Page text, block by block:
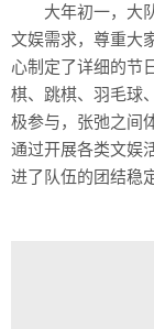
大年初一，大
文娱需求，尊重大
心制定了详细的节
棋、跳棋、羽毛球
极参与，张弛之间
通过开展各类文娱
进了队伍的团结稳